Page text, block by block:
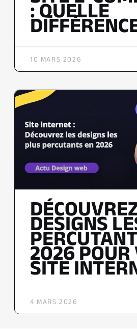
: QUELLE
10 MARS 2026
DESIGNS
2026 POUR
SITE
4 MARS 2026